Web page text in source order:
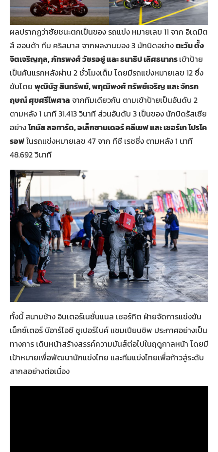
ผลปรากฏว่าชัยชนะตกเป็นของ รถแข่ง หมายเลข 11 จาก อิเดมิต
สึ ฮอนด้า ทีม คริสมาส จากผลงานของ 3 นักบิดอย่างตะวัน ตั้ง
จิตเจริญกุล,ภัทรพงศ์ วัชรอยู่ และ ธนาธิป เลิศธนากรเข้าป้าย
เป็นคันแรกหลังผ่าน 2 ชั่วโมงเต็ม โดยมีรถแข่งหมายเลข 12 ซึ่ง
ขับโดย พุฒินัฐ สินทรัพย์,พฤฒิพงศ์ ทรัพย์เจริญ และ จักรก
ฤษณ์ ศุขศรีไพศาล จากทีมเดียวกัน ตามเข้าป้ายเป็นอันดับ 2
ตามหลัง 1 นาที 31.413 วินาที ส่วนอันดับ 3 เป็นของ นักบิดรัสเซีย
อย่างโทมัส ลอทาร์ด,อเล็กซานเดอร์ คลีเยฟ และ เซอร์เก โปรโค
รอฟในรถแข่งหมายเลข 47 จาก ทีซี เรซซิ่ง ตามหลัง 1 นาที
48.692 วินาที
ทั้งนี้ สนามช้าง อินเตอร์เนชั่นแนล เซอร์กิต ฝ่ายจัดการแข่งขัน
เน็กซ์เตอร์ บีอาร์ไอซี ซูเปอร์ไบค์ แชมเปียนชิพ ประกาศอย่างเป็น
ทางการ เดินหน้าสร้างสรรค์ความมันส์ต่อไปในฤดูกาลหน้า โดยมี
เป้าหมายเพื่อพัฒนานักแข่งไทย และทีมแข่งไทยเพื่อก้าวสู่ระดับ
สากลอย่างต่อเนื่อง